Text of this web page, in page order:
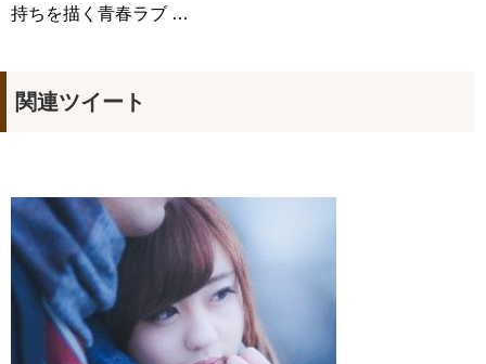
ユン・ギュンサン主演「潜入弁護人」第1回特別公開！
ハン・ヘジン 한혜진 – Still We (여전히 우리는)
キム・テヒの弟イ・ワン♥イ・ボミ、今日（28日）結婚……
「ライフ・ オン・ マーズ」2019年11月2日TSUTAYAにて先行
レンタル開始！
(ENG SUB) Behind The Scene Hyun Bin 현빈❤️ 손예진 Son Ye
Jin-Crash Landing On You/ヒョンビン❤️ソンイェジン / エンジョイ❕
ユン・ギュンサン、番組にも登場した愛猫が急死…イ・ソンギ
ョンら同僚芸能人から慰めの言葉が続々 – Taka News
持ちを描く青春ラブ …
関連ツイート